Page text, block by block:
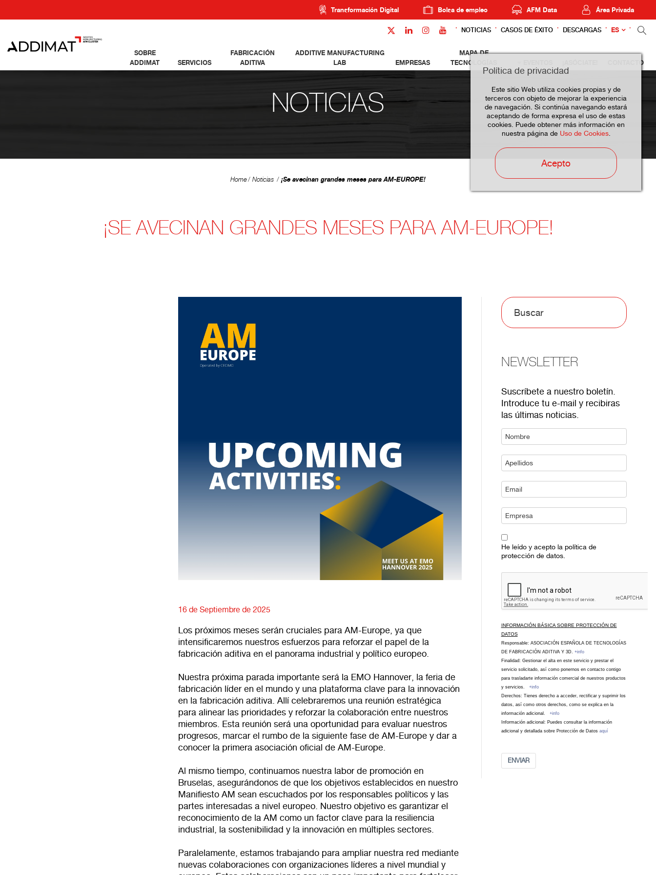
Transformación Digital Bolsa de empleo AFM Data Área Privada
NOTICIAS CASOS DE ÉXITO DESCARGAS ES
SOBRE
ADDIMAT
SERVICIOS
FABRICACIÓN
ADITIVA
ADDITIVE MANUFACTURING
LAB
EMPRESAS
MAPA DE
TECNOLOGÍAS
CONTACTO
Política de privacidad
Este sitio Web utiliza cookies propias y de
terceros con objeto de mejorar la experiencia
de navegación. Si continúa navegando estará
aceptando de forma expresa el uso de estas
cookies. Puede obtener más información en
nuestra página de Uso de Cookies.
Acepto
NOTICIAS
Home Noticias ¡Se avecinan grandes meses para AM-EUROPE!
¡SE AVECINAN GRANDES MESES PARA AM-EUROPE!
16 de Septiembre de 2025
Los próximos meses serán cruciales para AM-Europe, ya que
intensificaremos nuestros esfuerzos para reforzar el papel de la
fabricación aditiva en el panorama industrial y político europeo.
Nuestra próxima parada importante será la EMO Hannover, la feria de
fabricación líder en el mundo y una plataforma clave para la innovación
en la fabricación aditiva. Allí celebraremos una reunión estratégica
para alinear las prioridades y reforzar la colaboración entre nuestros
miembros. Esta reunión será una oportunidad para evaluar nuestros
progresos, marcar el rumbo de la siguiente fase de AM-Europe y dar a
conocer la primera asociación oficial de AM-Europe.
Al mismo tiempo, continuamos nuestra labor de promoción en
Bruselas, asegurándonos de que los objetivos establecidos en nuestro
Manifiesto AM sean escuchados por los responsables políticos y las
partes interesadas a nivel europeo. Nuestro objetivo es garantizar el
reconocimiento de la AM como un factor clave para la resiliencia
industrial, la sostenibilidad y la innovación en múltiples sectores.
Paralelamente, estamos trabajando para ampliar nuestra red mediante
nuevas colaboraciones con organizaciones líderes a nivel mundial y
NEWSLETTER
Suscríbete a nuestro boletín.
Introduce tu e-mail y recibiras
las últimas noticias.
He leído y acepto la política de
protección de datos.
INFORMACIÓN BÁSICA SOBRE PROTECCIÓN DE
DATOS
Responsable: ASOCIACIÓN ESPAÑOLA DE TECNOLOGÍAS
DE FABRICACIÓN ADITIVA Y 3D. +info
Finalidad: Gestionar el alta en este servicio y prestar el
servicio solicitado, así como ponernos en contacto contigo
para trasladarte información comercial de nuestros productos
y servicios. +info
Derechos: Tienes derecho a acceder, rectificar y suprimir los
datos, así como otros derechos, como se explica en la
información adicional. +info
Información adicional: Puedes consultar la información
adicional y detallada sobre Protección de Datos aquí
ENVIAR